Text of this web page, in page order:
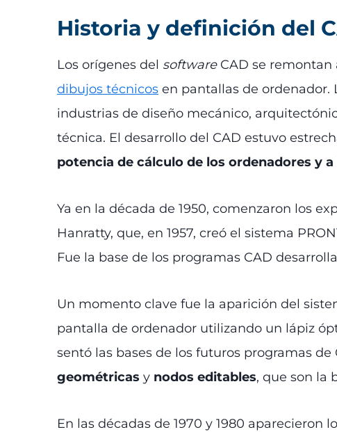
Historia y definición del
Los orígenes del softwareCAD se remontan
dibujos técnicos en pantallas de ordenador.
industrias de diseño mecánico,
técnica. El desarrollo del CAD estuvo
potencia de cálculo de los ordenadores y
Ya en la década de 1950, comenzaron los
Hanratty, que, en 1957, creó el sistema
Fue la base de los programas CAD
Un momento clave fue la aparición del
pantalla de ordenador utilizando un lápiz
sentó las bases de los futuros programas
geométricas y nodos editables, que son la
En las décadas de 1970 y 1980